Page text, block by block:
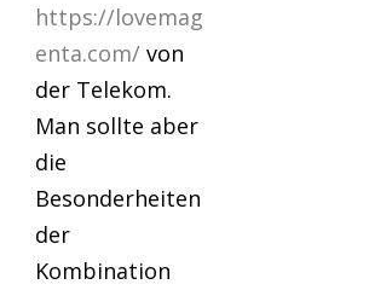
https://lovemag
enta.com/ von
der Telekom.
Man sollte aber
die
Besonderheiten
der
Kombination